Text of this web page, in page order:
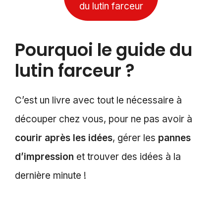
du lutin farceur
Pourquoi le guide du
lutin farceur ?
C’est un livre avec tout le nécessaire à
découper chez vous, pour ne pas avoir à
courir après les idées, gérer les pannes
d’impression et trouver des idées à la
dernière minute !